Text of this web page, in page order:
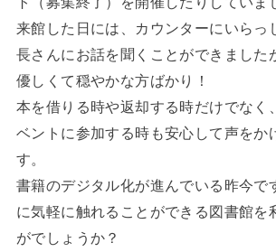
来館した日には、カウンターにいらっ
長さんにお話を聞くことができました
優しくて穏やかな方ばかり！
本を借りる時や返却する時だけでなく
ベントに参加する時も安心して声をか
す。
書籍のデジタル化が進んでいる昨今で
に気軽に触れることができる図書館を
がでしょうか？